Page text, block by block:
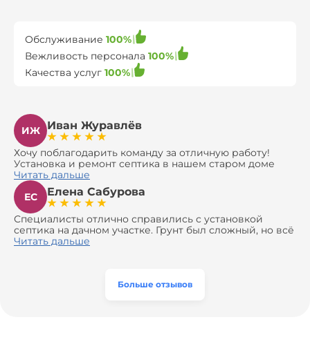
Обслуживание 100%
Вежливость персонала 100%
Качества услуг 100%
ИЖ Иван Журавлёв
Хочу поблагодарить команду за отличную работу!
Установка и ремонт септика в нашем старом доме
оказались сложной задачей, но ребята справились на
все 100%. Всё сделали аккуратно и профессионально.
Давали полезные рекомендации, не пытались
навязать ничего лишнего, помогли с выбором и
доставкой материалов, что позволило нам
сэкономить. Выполнили монтаж и демонтаж
оборудования, заменили трубы, обновили
эту компанию всем, кто ищет надёжных
Читать дальше
ЕС
Елена Сабурова
Специалисты отлично справились с установкой
септика на дачном участке. Грунт был сложный, но всё
сделали быстро и аккуратно. Помогли выбрать
Читать дальше
Больше отзывов